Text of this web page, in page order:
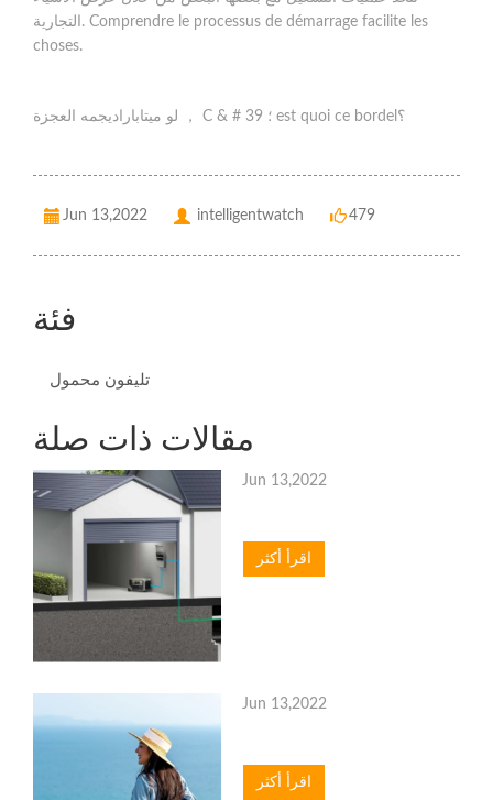
التجارية. Comprendre le processus de démarrage facilite les
choses.
لو ميتاباراديجمه العجزة ， C & # 39 ؛ est quoi ce bordel؟
Jun 13,2022 intelligentwatch 479
فئة
تليفون محمول
مقالات ذات صلة
Jun 13,2022
اقرأ أكثر
Jun 13,2022
اقرأ أكثر